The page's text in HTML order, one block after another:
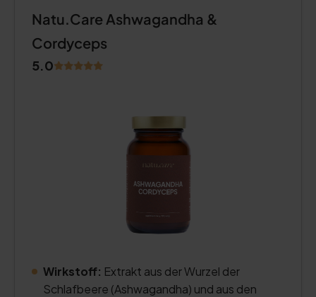
Natu.Care Ashwagandha &
Cordyceps
5.0
Wirkstoff: Extrakt aus der Wurzel der
Schlafbeere (Ashwagandha) und aus den